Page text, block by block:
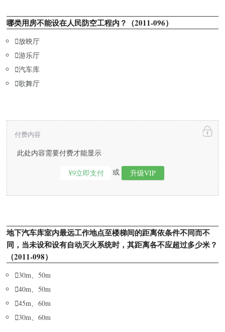
哪类用房不能设在人民防空工程内？（2011-096）
放映厅
游乐厅
汽车库
歌舞厅
此处内容需要付费才能显示
¥9立即支付 或 升级VIP
付费内容
地下汽车库室内最远工作地点至楼梯间的距离依条件不同而不
同，当未设和设有自动灭火系统时，其距离各不应超过多少米？
（2011-098）
30m、50m
40m、50m
45m、60m
30m、60m